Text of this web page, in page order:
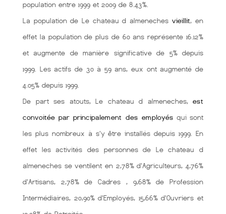
population entre 1999 et 2009 de 8.43%.
La population de Le chateau d almenechesvieillit, en
effet la population de plus de 60 ans représente 16.12%
et augmente de manière significative de 5% depuis
1999. Les actifs de 30 à 59 ans, eux ont augmenté de
4.05% depuis 1999.
De part ses atouts, Le chateau d almeneches, est
convoitée par principalement des employés qui sont
les plus nombreux à s'y être installés depuis 1999. En
effet les activités des personnes de Le chateau d
almeneches se ventilent en 2,78% d'Agriculteurs, 4,76%
d'Artisans, 2,78% de Cadres , 9,68% de Profession
Intermédiaires, 20,90% d'Employés, 15,66% d'Ouvriers et